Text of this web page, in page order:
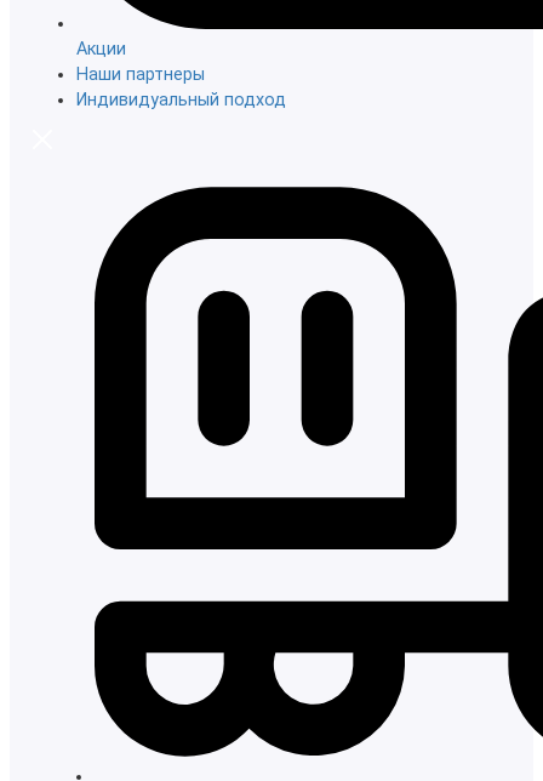
Акции
Наши партнеры
Индивидуальный подход